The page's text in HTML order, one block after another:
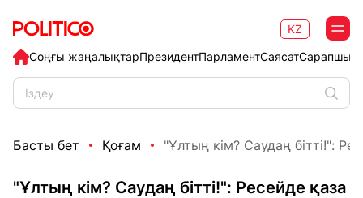
Соңғы жаңалықтарПрезидентПарламентСаясат
KZ
Басты бет Қоғам "Ұлтың кім? Саудаң бітті!":
"Ұлтың кім? Саудаң бітті!": Ресейде қаза